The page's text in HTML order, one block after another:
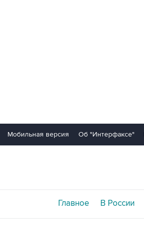
Мобильная версия Об "Интерфаксе"
Главное В России